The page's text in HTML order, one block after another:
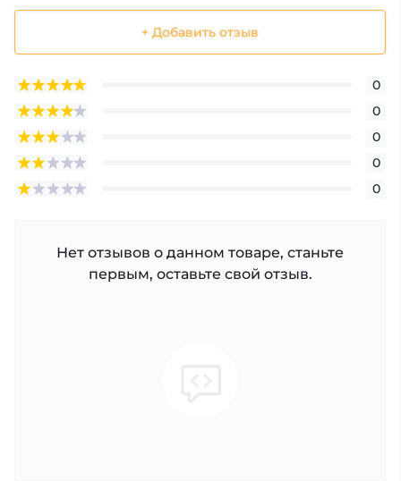
+ Добавить отзыв
0
0
0
0
0
Нет отзывов о данном товаре, станьте
первым, оставьте свой отзыв.